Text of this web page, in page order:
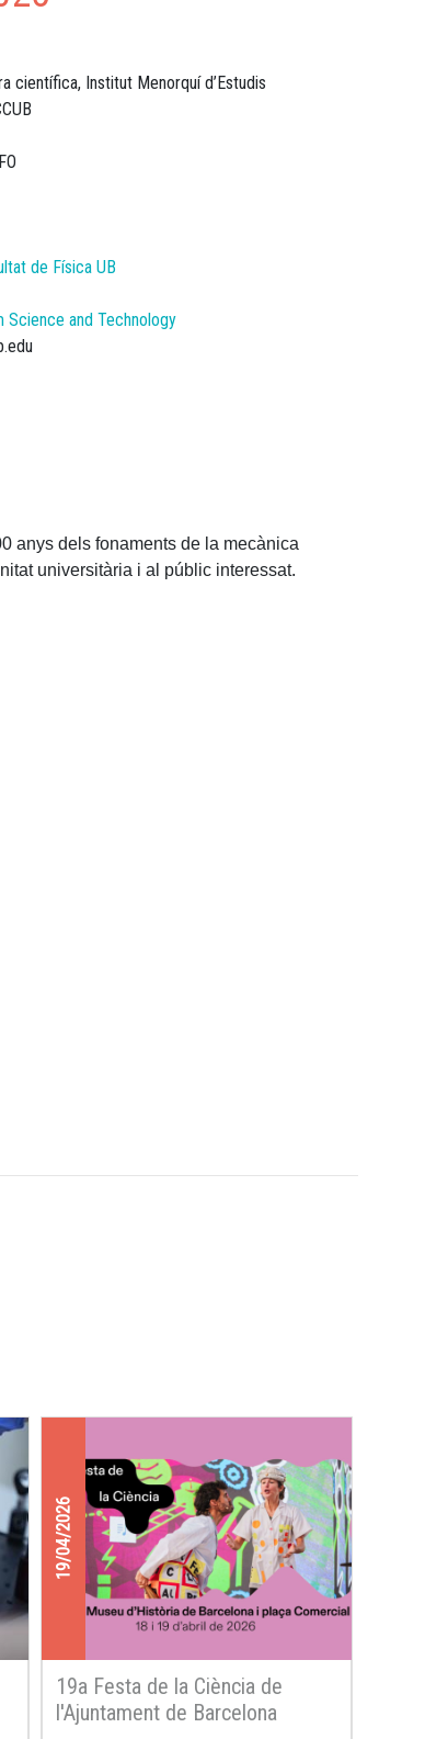
científica, Institut Menorquí d’Estudis
de Física UB
Science and Technology
anys dels fonaments de la mecànica
universitària i al públic interessat.
19/04/2026
19a Festa de la Ciència de
l'Ajuntament de Barcelona